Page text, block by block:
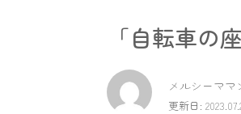
「自転車の
メルシーママ
更新日: